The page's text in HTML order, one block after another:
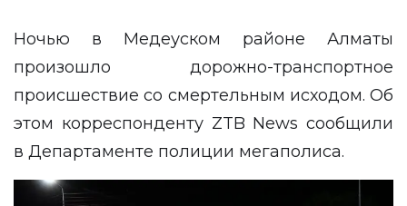
Ночью в Медеуском районе Алматы
произошло дорожно-транспортное
происшествие со смертельным исходом. Об
этом корреспонденту ZTB News сообщили
в Департаменте полиции мегаполиса.